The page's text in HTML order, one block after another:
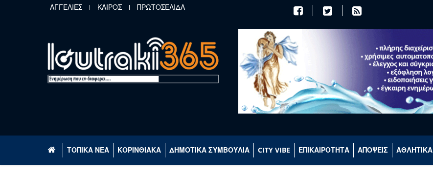
Παράκαμψη προς το κυρίως περιεχόμενο
ΑΓΓΕΛΙΕΣ ΚΑΙΡΟΣ ΠΡΩΤΟΣΕΛΙΔΑ
ΤΟΠΙΚΑ ΝΕΑ ΚΟΡΙΝΘΙΑΚΑ ΔΗΜΟΤΙΚΑ ΣΥΜΒΟΥΛΙΑ CITY VIBE ΕΠΙΚΑΙΡΟΤΗΤΑ ΑΠΟΨΕΙΣ ΑΘΛΗΤΙΚΑ